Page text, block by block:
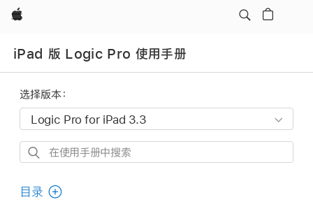
Apple
iPad 版 Logic Pro 使用手册
选择版本：
在
用
目录